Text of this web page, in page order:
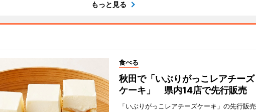
もっと見る
食べる
秋田で「いぶりがっこレアチーズ
ケーキ」 県内14店で先行販売
「いぶりがっこレアチーズケーキ」の先行販売